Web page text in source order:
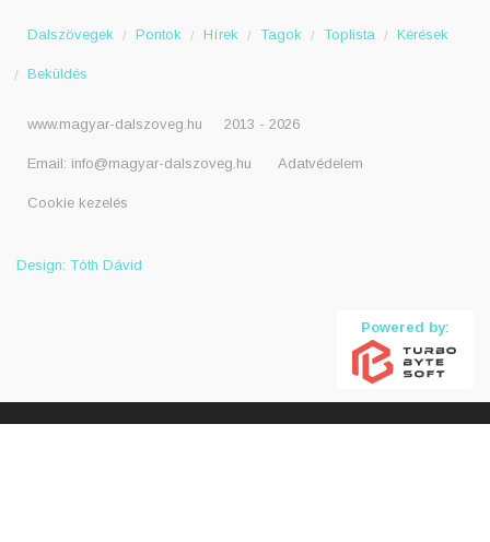
Dalszövegek Pontok Hírek Tagok Toplista Kérések
Beküldés
www.magyar-dalszoveg.hu 2013 - 2026
Email: info@magyar-dalszoveg.hu Adatvédelem
Cookie kezelés
Design: Tóth Dávid
Powered by: